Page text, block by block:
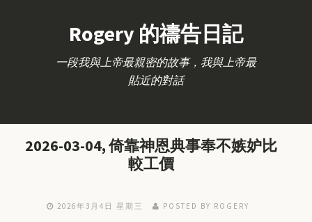
Rogery 的禱告日記
一段我與上帝最親密的故事，我與上帝最
貼近的對話
2026-03-04, 倚靠神恩典事奉不嫉妒比
較工價
2026年3月4日 星期三 POSTED BY ROGERY